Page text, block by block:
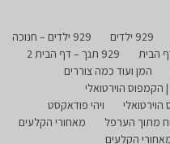
929 ילדים
929 ילדים – חנוכה
929 תנך – דף הבית 2
המן ועוד כמה צוררים
הקמפוס הוירטואלי
ויהי פודאקסט
מתוך הערפל
מאחורי הקלעים
הקלעים